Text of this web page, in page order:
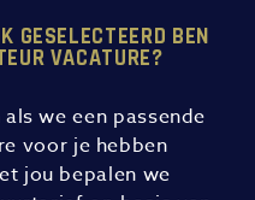
GESELECTEERD BEN
VACATURE?
we een passende
voor je hebben
jou bepalen we